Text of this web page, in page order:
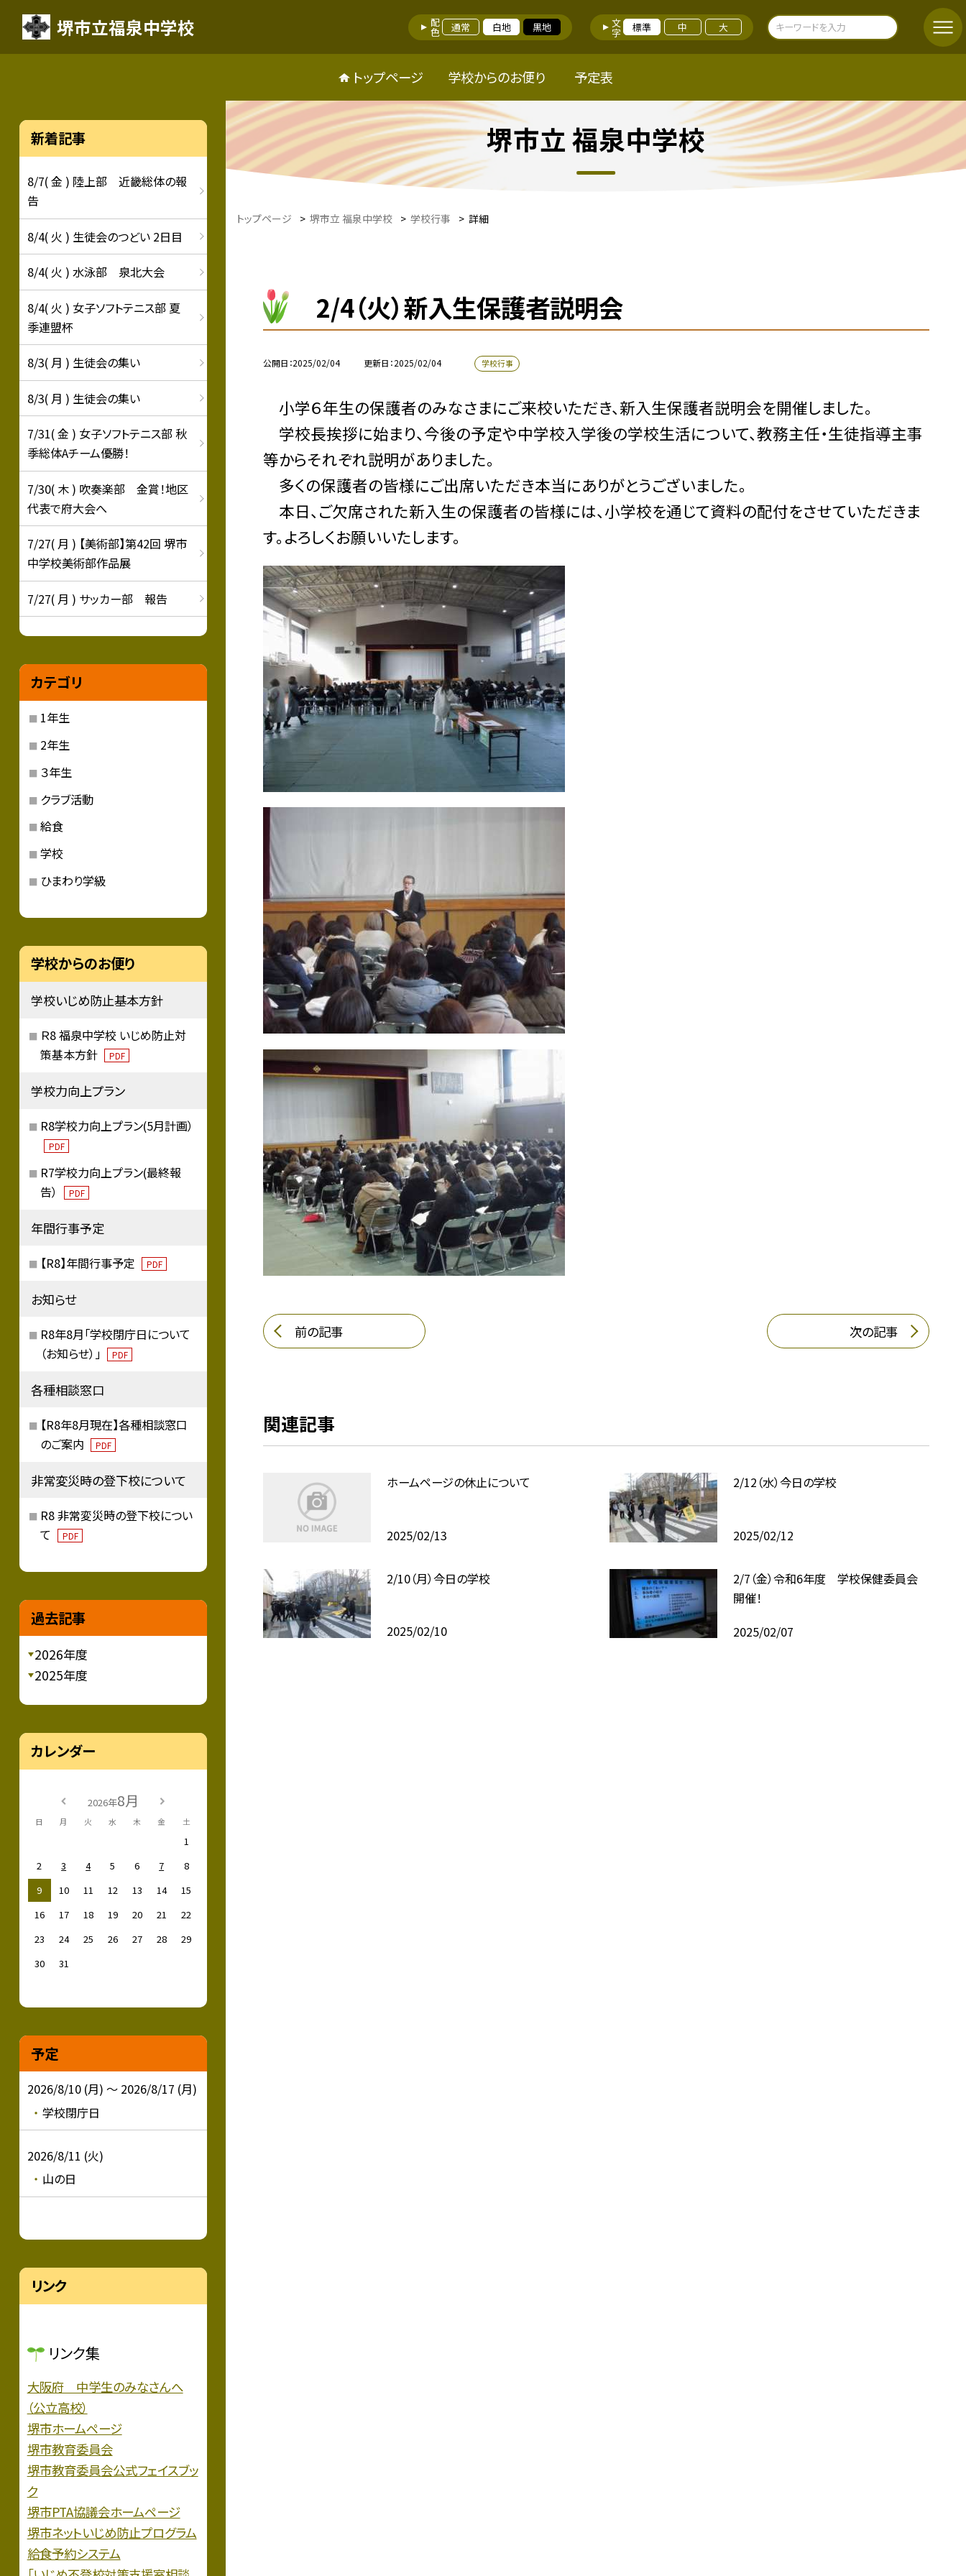
堺市立福泉中学校 配色 通常 白地 黒地 文字 標準 中 大
トップページ 学校からのお便り 予定表
堺市立 福泉中学校
トップページ > 堺市立 福泉中学校 > 学校行事 > 詳細
2/4（火）新入生保護者説明会
公開日 2025/02/04 更新日 2025/02/04 学校行事
小学６年生の保護者のみなさまにご来校いただき、新入生保護者説明会を開催しました。
学校長挨拶に始まり、今後の予定や中学校入学後の学校生活について、教務主任・生徒指導主事
等からそれぞれ説明がありました。
多くの保護者の皆様にご出席いただき本当にありがとうございました。
本日、ご欠席された新入生の保護者の皆様には、小学校を通じて資料の配付をさせていただきま
す。よろしくお願いいたします。
前の記事 次の記事
関連記事
ホームページの休止について
2025/02/13
2/12（水）今日の学校
2025/02/12
2/10（月）今日の学校
2025/02/10
2/7（金）令和6年度 学校保健委員会
開催！
2025/02/07
新着記事
8/7( 金 ) 陸上部 近畿総体の報
告
8/4( 火 ) 生徒会のつどい 2日目
8/4( 火 ) 水泳部 泉北大会
8/4( 火 ) 女子ソフトテニス部 夏
季連盟杯
8/3( 月 ) 生徒会の集い
8/3( 月 ) 生徒会の集い
7/31( 金 ) 女子ソフトテニス部 秋
季総体Aチーム優勝！
7/30( 木 ) 吹奏楽部 金賞！地区
代表で府大会へ
7/27( 月 ) 【美術部】第42回 堺市
中学校美術部作品展
7/27( 月 ) サッカー部 報告
カテゴリ
1年生
2年生
３年生
クラブ活動
給食
学校
ひまわり学級
学校からのお便り
学校いじめ防止基本方針
Ｒ8 福泉中学校 いじめ防止対
策基本方針
PDF
学校力向上プラン
R8学校力向上プラン(5月計画）
PDF
R7学校力向上プラン(最終報
告）
PDF
年間行事予定
【R8】年間行事予定 PDF
お知らせ
R8年8月「学校閉庁日について
（お知らせ）」
PDF
各種相談窓口
【R8年8月現在】各種相談窓口
のご案内
PDF
非常変災時の登下校について
R8 非常変災時の登下校につい
て
PDF
過去記事
2026年度
2025年度
カレンダー
2026年8月
日 月 火 水 木 金 土
1
2
3 4 5 6 7
8
9
10 11 12 13 14
15
16
17 18 19 20 21
22
23
24 25 26 27 28
29
30
31
予定
2026/8/10 (月) ～ 2026/8/17 (月)
学校閉庁日
2026/8/11 (火)
山の日
リンク
リンク集
大阪府 中学生のみなさんへ
（公立高校）
堺市ホームページ
堺市教育委員会
堺市教育委員会公式フェイスブッ
ク
堺市PTA協議会ホームページ
堺市ネットいじめ防止プログラム
給食予約システム